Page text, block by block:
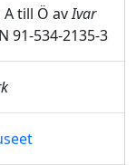
A till Ö avIvar
91-534-2135-3